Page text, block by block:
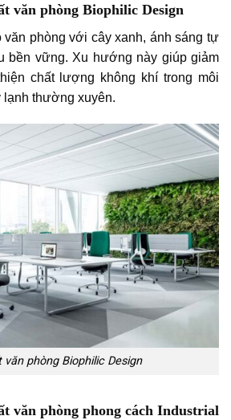
văn phòng Biophilic Design
phòng với cây xanh, ánh sáng tự
bền vững. Xu hướng này giúp giảm
chất lượng không khí trong môi
thường xuyên.
văn phòng Biophilic Design
văn phòng phong cách Industrial